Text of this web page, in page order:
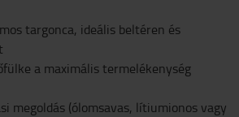
targonca, ideális beltéren és
a maximális termelékenység
megoldás (ólomsavas, lítiumionos vagy